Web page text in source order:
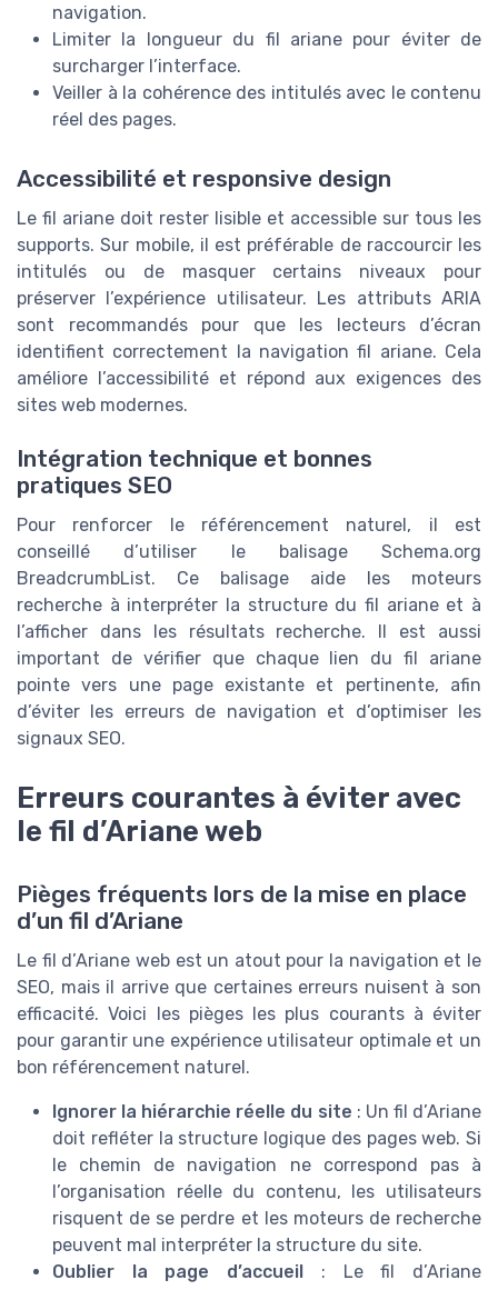
navigation.
Limiter la longueur du fil ariane pour éviter de
surcharger l’interface.
Veiller à la cohérence des intitulés avec le contenu
réel des pages.
Accessibilité et responsive design
Le fil ariane doit rester lisible et accessible sur tous les
supports. Sur mobile, il est préférable de raccourcir les
intitulés ou de masquer certains niveaux pour
préserver l’expérience utilisateur. Les attributs ARIA
sont recommandés pour que les lecteurs d’écran
identifient correctement la navigation fil ariane. Cela
améliore l’accessibilité et répond aux exigences des
sites web modernes.
Intégration technique et bonnes
pratiques SEO
Pour renforcer le référencement naturel, il est
conseillé d’utiliser le balisage Schema.org
BreadcrumbList. Ce balisage aide les moteurs
recherche à interpréter la structure du fil ariane et à
l’afficher dans les résultats recherche. Il est aussi
important de vérifier que chaque lien du fil ariane
pointe vers une page existante et pertinente, afin
d’éviter les erreurs de navigation et d’optimiser les
signaux SEO.
Erreurs courantes à éviter avec
le fil d’Ariane web
Pièges fréquents lors de la mise en place
d’un fil d’Ariane
Le fil d’Ariane web est un atout pour la navigation et le
SEO, mais il arrive que certaines erreurs nuisent à son
efficacité. Voici les pièges les plus courants à éviter
pour garantir une expérience utilisateur optimale et un
bon référencement naturel.
Ignorer la hiérarchie réelle du site : Un fil d’Ariane
doit refléter la structure logique des pages web. Si
le chemin de navigation ne correspond pas à
l’organisation réelle du contenu, les utilisateurs
risquent de se perdre et les moteurs de recherche
peuvent mal interpréter la structure du site.
Oublier la page d’accueil : Le fil d’Ariane
TOP 10 des
solutions IA pour
générer des leads de
qualité
Téléchargez gratuitement le livre
blanc